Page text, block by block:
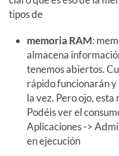
tipos de
memoria RAM:
almacena
tenemos abiertos.
rápido funcionarán
la vez. Pero ojo,
Podéis ver el
Aplicaciones ->
en ejecución